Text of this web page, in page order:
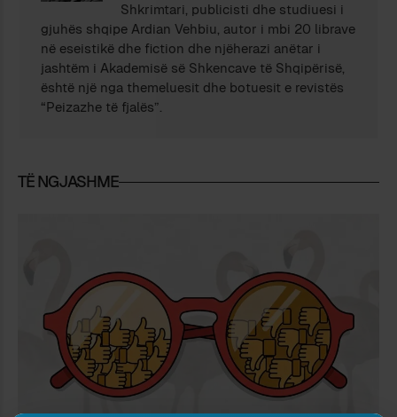
Shkrimtari, publicisti dhe studiuesi i
gjuhës shqipe Ardian Vehbiu, autor i mbi 20 librave
në eseistikë dhe fiction dhe njëherazi anëtar i
jashtëm i Akademisë së Shkencave të Shqipërisë,
është një nga themeluesit dhe botuesit e revistës
“Peizazhe të fjalës”.
TË NGJASHME